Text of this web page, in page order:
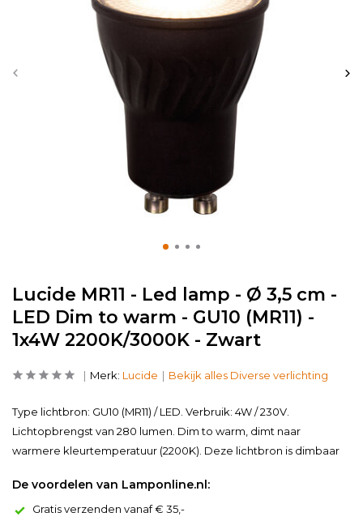
Lucide MR11 - Led lamp - Ø 3,5 cm -
LED Dim to warm - GU10 (MR11) -
1x4W 2200K/3000K - Zwart
Merk: Lucide Bekijk alles Diverse verlichting
Type lichtbron: GU10 (MR11) / LED. Verbruik: 4W / 230V.
Lichtopbrengst van 280 lumen. Dim to warm, dimt naar
warmere kleurtemperatuur (2200K). Deze lichtbron is dimbaar
De voordelen van Lamponline.nl:
Gratis verzenden vanaf € 35,-